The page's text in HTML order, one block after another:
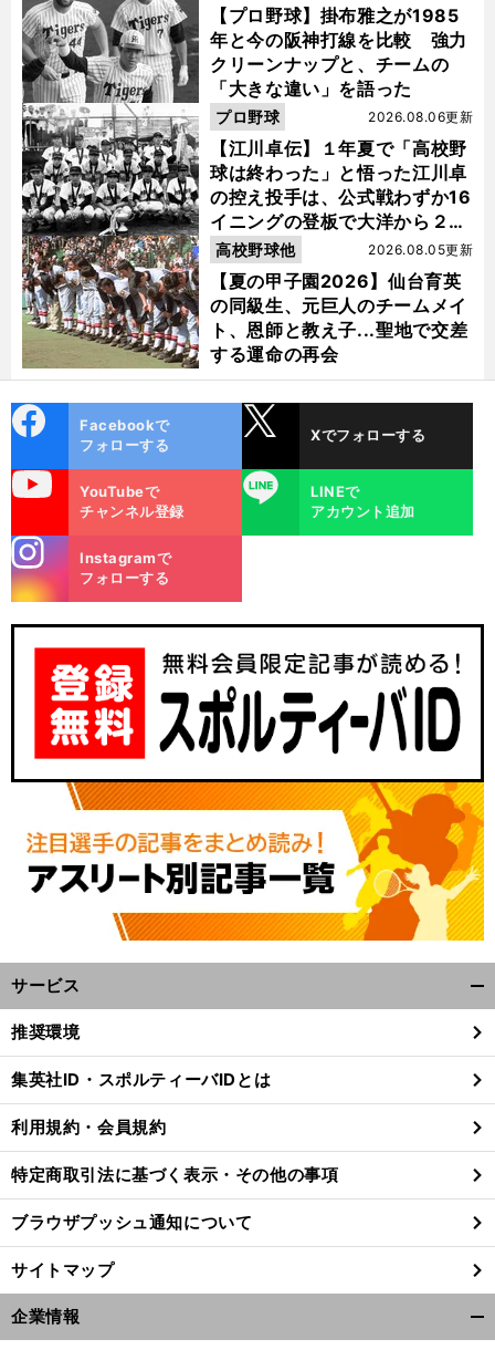
【プロ野球】掛布雅之が1985
年と今の阪神打線を比較 強力
クリーンナップと、チームの
「大きな違い」を語った
【江川卓伝】１年夏で「高校野
球は終わった」と悟った江川卓
の控え投手は、公式戦わずか16
イニングの登板で大洋から２位
指名を受けた
2026.08.06更新
プロ野球
【夏の甲子園2026】仙台育英
の同級生、元巨人のチームメイ
ト、恩師と教え子...聖地で交差
する運命の再会
2026.08.05更新
高校野球他
ok
Facebookで
フォローする
Xでフォローする
YouTubeで
チャンネル登録
LINE
LINEで
アカウント追加
m
Instagramで
フォローする
サービス
閉
る
推奨環境
集英社ID・スポルティーバIDとは
利用規約・会員規約
特定商取引法に基づく表示・その他の事項
ブラウザプッシュ通知について
サイトマップ
企業情報